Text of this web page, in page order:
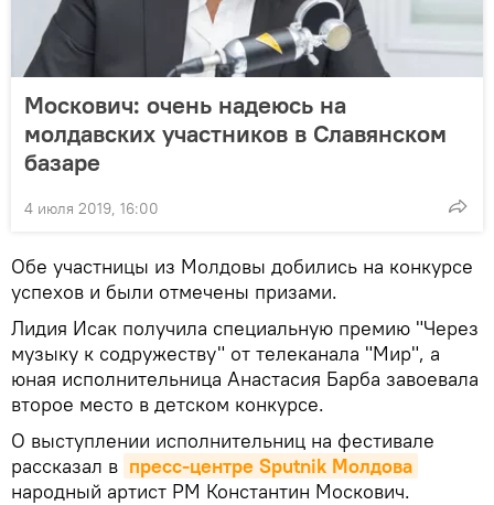
Москович: очень надеюсь на
молдавских участников в Славянском
базаре
4 июля 2019, 16:00
Обе участницы из Молдовы добились на конкурсе
успехов и были отмечены призами.
Лидия Исак получила специальную премию "Через
музыку к содружеству" от телеканала "Мир", а
юная исполнительница Анастасия Барба завоевала
второе место в детском конкурсе.
О выступлении исполнительниц на фестивале
рассказал в пресс-центре Sputnik Молдова
народный артист РМ Константин Москович.